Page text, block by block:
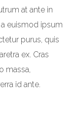
at ante in
euismod ipsum
purus, quis
ex. Cras
massa,
id ante.